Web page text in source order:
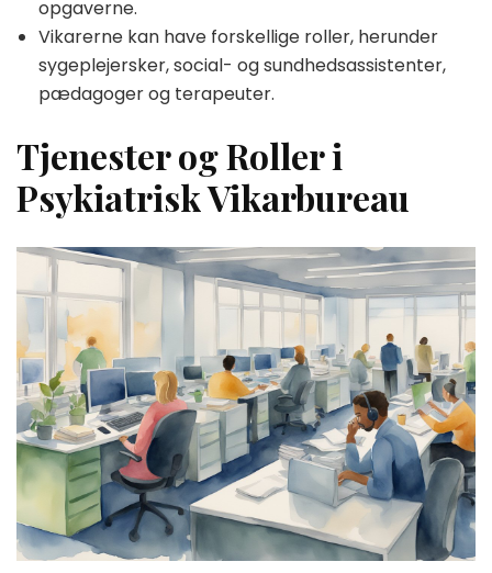
opgaverne.
Vikarerne kan have forskellige roller, herunder
sygeplejersker, social- og sundhedsassistenter,
pædagoger og terapeuter.
Tjenester og Roller i
Psykiatrisk Vikarbureau